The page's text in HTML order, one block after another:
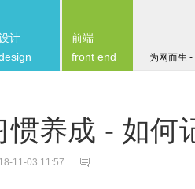
为网而生
计
前端
front end
惯养成 - 如何
11-03 11:57